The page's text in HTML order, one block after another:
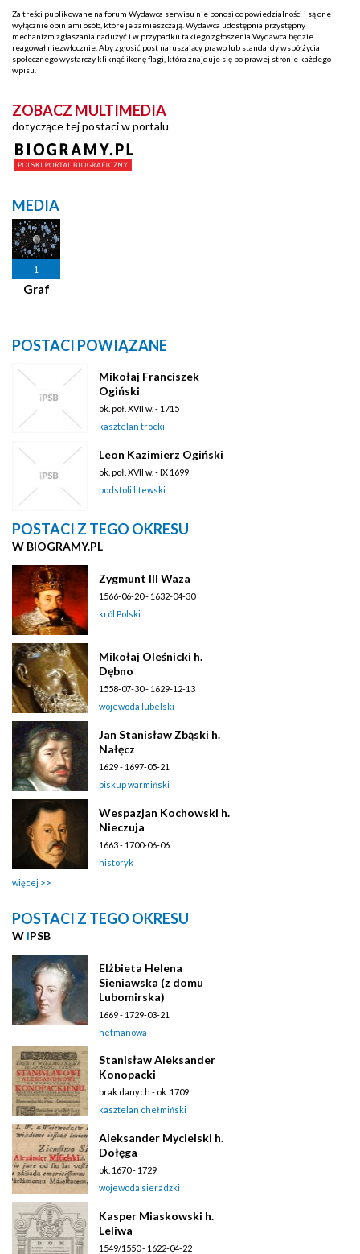
Za treści publikowane na forum Wydawca serwisu nie ponosi odpowiedzialności i są one
wyłącznie opiniami osób, które je zamieszczają. Wydawca udostępnia przystępny
mechanizm zgłaszania nadużyć i w przypadku takiego zgłoszenia Wydawca będzie
reagował niezwłocznie. Aby zgłosić post naruszający prawo lub standardy współżycia
społecznego wystarczy kliknąć ikonę flagi, która znajduje się po prawej stronie każdego
wpisu.
ZOBACZ MULTIMEDIA
dotyczące tej postaci w portalu
MEDIA
1
Graf
POSTACI POWIĄZANE
Mikołaj Franciszek
Ogiński
ok. poł. XVII w. - 1715
kasztelan trocki
Leon Kazimierz Ogiński
ok. poł. XVII w. - IX 1699
podstoli litewski
POSTACI Z TEGO OKRESU
W BIOGRAMY.PL
Zygmunt III Waza
1566-06-20 - 1632-04-30
król Polski
Mikołaj Oleśnicki h.
Dębno
1558-07-30 - 1629-12-13
wojewoda lubelski
Jan Stanisław Zbąski h.
Nałęcz
1629 - 1697-05-21
biskup warmiński
Wespazjan Kochowski h.
Nieczuja
1663 - 1700-06-06
historyk
więcej
POSTACI Z TEGO OKRESU
W iPSB
Elżbieta Helena
Sieniawska (z domu
Lubomirska)
1669 - 1729-03-21
hetmanowa
Stanisław Aleksander
Konopacki
brak danych - ok. 1709
kasztelan chełmiński
Aleksander Mycielski h.
Dołęga
ok. 1670 - 1729
wojewoda sieradzki
Kasper Miaskowski h.
Leliwa
1549/1550 - 1622-04-22